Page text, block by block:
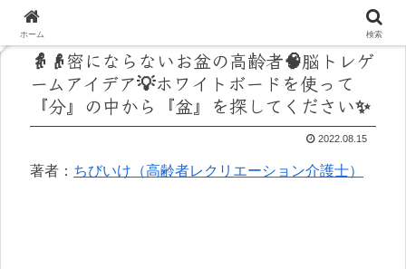
👵👴密にならないお盆の高齢者🧠脳トレゲ
ームアイデア💡ホワイトボードを使って
『分』の中から『盆』を探してください✨
2022.08.15
著者： ちびいけ（高齢者レクリエーション介護士）
ホーム 検索